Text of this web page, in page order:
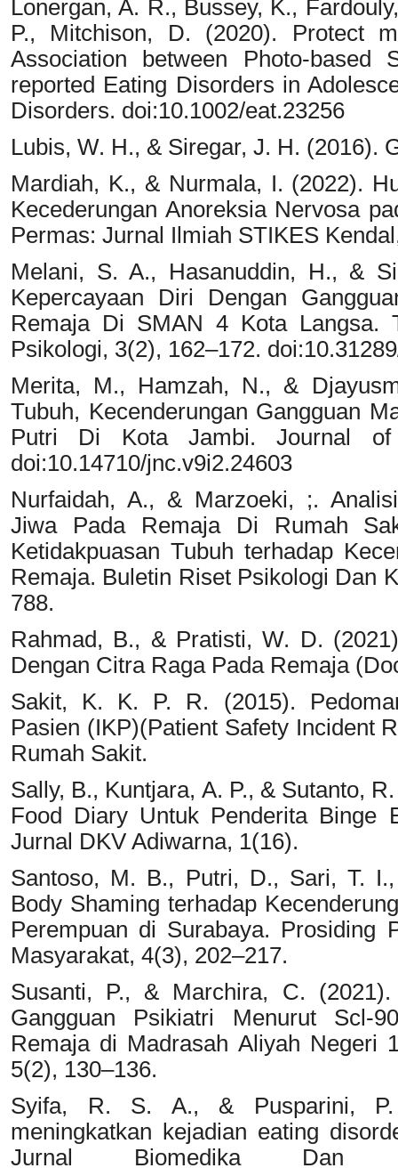
Lonergan, A. R., Bussey, K.,
P., Mitchison, D. (2020). Protect
Association between Photo-
reported Eating Disorders in
Disorders. doi:10.1002/eat.23256
Lubis, W. H., & Siregar, J. H. (2016).
Mardiah, K., & Nurmala, I. (2022).
Kecederungan Anoreksia Nervosa
Permas: Jurnal Ilmiah STIKES
Melani, S. A., Hasanuddin, H., &
Kepercayaan Diri Dengan
Remaja Di SMAN 4 Kota Langsa.
Psikologi, 3(2), 162–172.
Merita, M., Hamzah, N., &
Tubuh, Kecenderungan Gangguan
Putri Di Kota Jambi. Journal of
doi:10.14710/jnc.v9i2.24603
Nurfaidah, A., & Marzoeki, ;.
Jiwa Pada Remaja Di Rumah
Ketidakpuasan Tubuh terhadap
Remaja. Buletin Riset Psikologi Dan
788.
Rahmad, B., & Pratisti, W. D.
Dengan Citra Raga Pada Remaja
Sakit, K. K. P. R. (2015).
Pasien (IKP)(Patient Safety Incident
Rumah Sakit.
Sally, B., Kuntjara, A. P., & Sutanto,
Food Diary Untuk Penderita Binge
Jurnal DKV Adiwarna, 1(16).
Santoso, M. B., Putri, D., Sari, T.
Body Shaming terhadap
Perempuan di Surabaya. Prosiding
Masyarakat, 4(3), 202–217.
Susanti, P., & Marchira, C. (2021).
Gangguan Psikiatri Menurut Scl-
Remaja di Madrasah Aliyah Negeri
5(2), 130–136.
Syifa, R. S. A., & Pusparini, P.
meningkatkan kejadian eating
Jurnal Biomedika Dan